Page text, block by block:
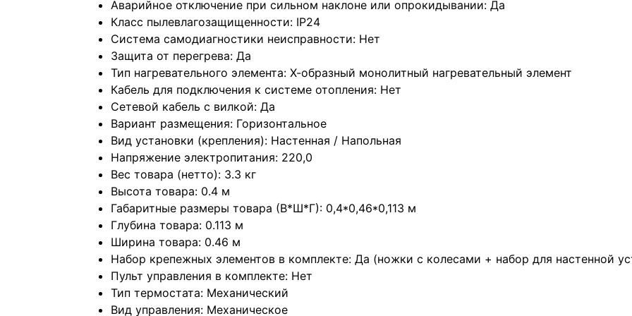
Аварийное отключение при сильном наклоне или опрокидывании: Да
Класс пылевлагозащищенности: IP24
Система самодиагностики неисправности: Нет
Защита от перегрева: Да
Тип нагревательного элемента: Х-образный монолитный нагревательный элемент
Кабель для подключения к системе отопления: Нет
Сетевой кабель с вилкой: Да
Вариант размещения: Горизонтальное
Вид установки (крепления): Настенная / Напольная
Напряжение электропитания: 220,0
Вес товара (нетто): 3.3 кг
Высота товара: 0.4 м
Габаритные размеры товара (В*Ш*Г): 0,4*0,46*0,113 м
Глубина товара: 0.113 м
Ширина товара: 0.46 м
Набор крепежных элементов в комплекте: Да (ножки с колесами + набор для настенной
Пульт управления в комплекте: Нет
Тип термостата: Механический
Вид управления: Механическое